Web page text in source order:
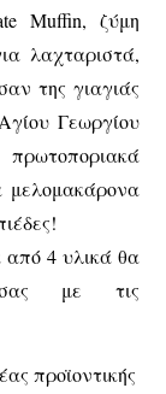
Muffin, ζύμη
λαχταριστά,
της γιαγιάς
Γεωργίου
μελομακάρονα
από 4 υλικά θα
σας με τις
προϊοντικής